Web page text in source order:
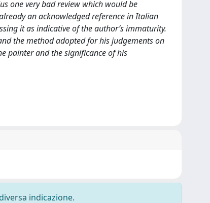
one very bad review which would be
an acknowledged reference in Italian
it as indicative of the author’s immaturity.
the method adopted for his judgements on
painter and the significance of his
indicazione.